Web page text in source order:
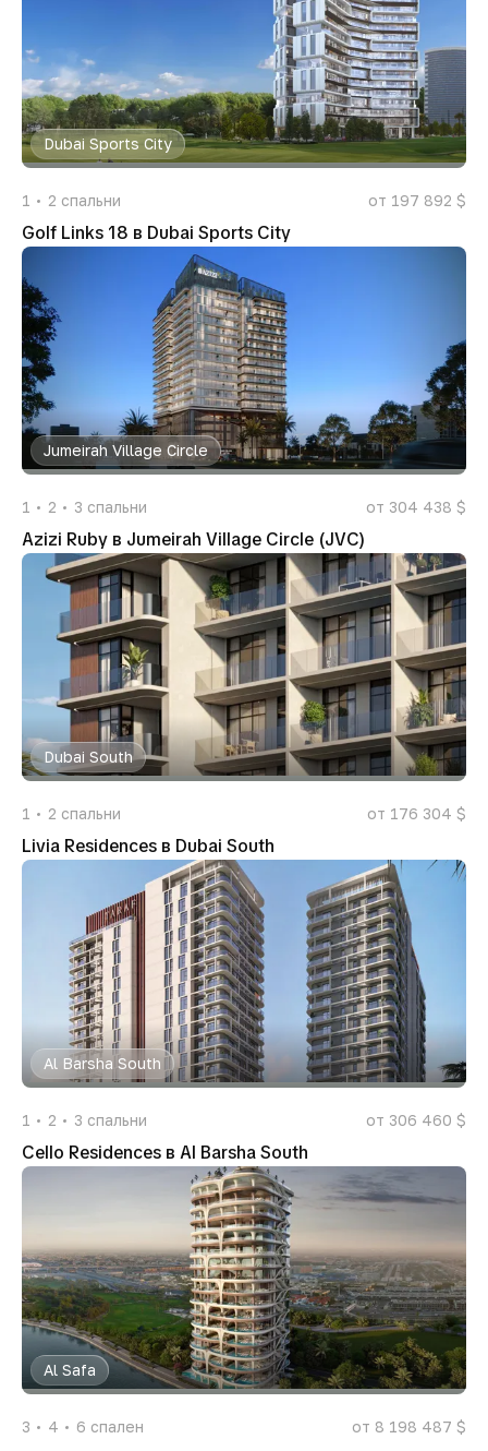
Dubai Sports City
1 2 спальни от 197 892 $
Golf Links 18 в Dubai Sports City
Jumeirah Village Circle
1 2 3 спальни от 304 438 $
Azizi Ruby в Jumeirah Village Circle (JVC)
Dubai South
1 2 спальни от 176 304 $
Livia Residences в Dubai South
Al Barsha South
1 2 3 спальни от 306 460 $
Cello Residences в Al Barsha South
Al Safa
3 4 6 спален от 8 198 487 $